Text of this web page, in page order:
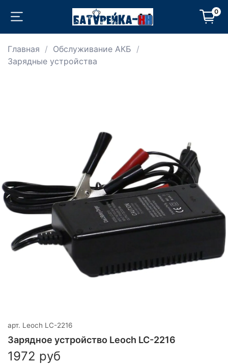
0
Главная
Обслуживание АКБ
Зарядные устройства
арт. Leoch LC-2216
Зарядное устройство Leoch LC-2216
1972 руб